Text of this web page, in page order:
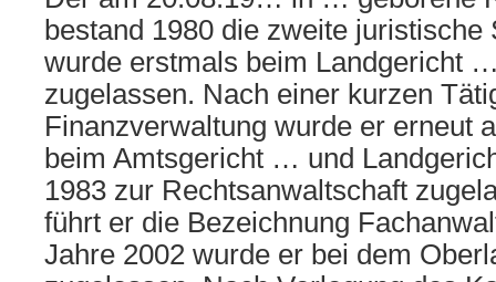
bestand 1980 die zweite juristische
wurde erstmals beim Landgericht
zugelassen. Nach einer kurzen
Finanzverwaltung wurde er erneut
beim Amtsgericht … und
1983 zur Rechtsanwaltschaft
führt er die Bezeichnung
Jahre 2002 wurde er bei dem